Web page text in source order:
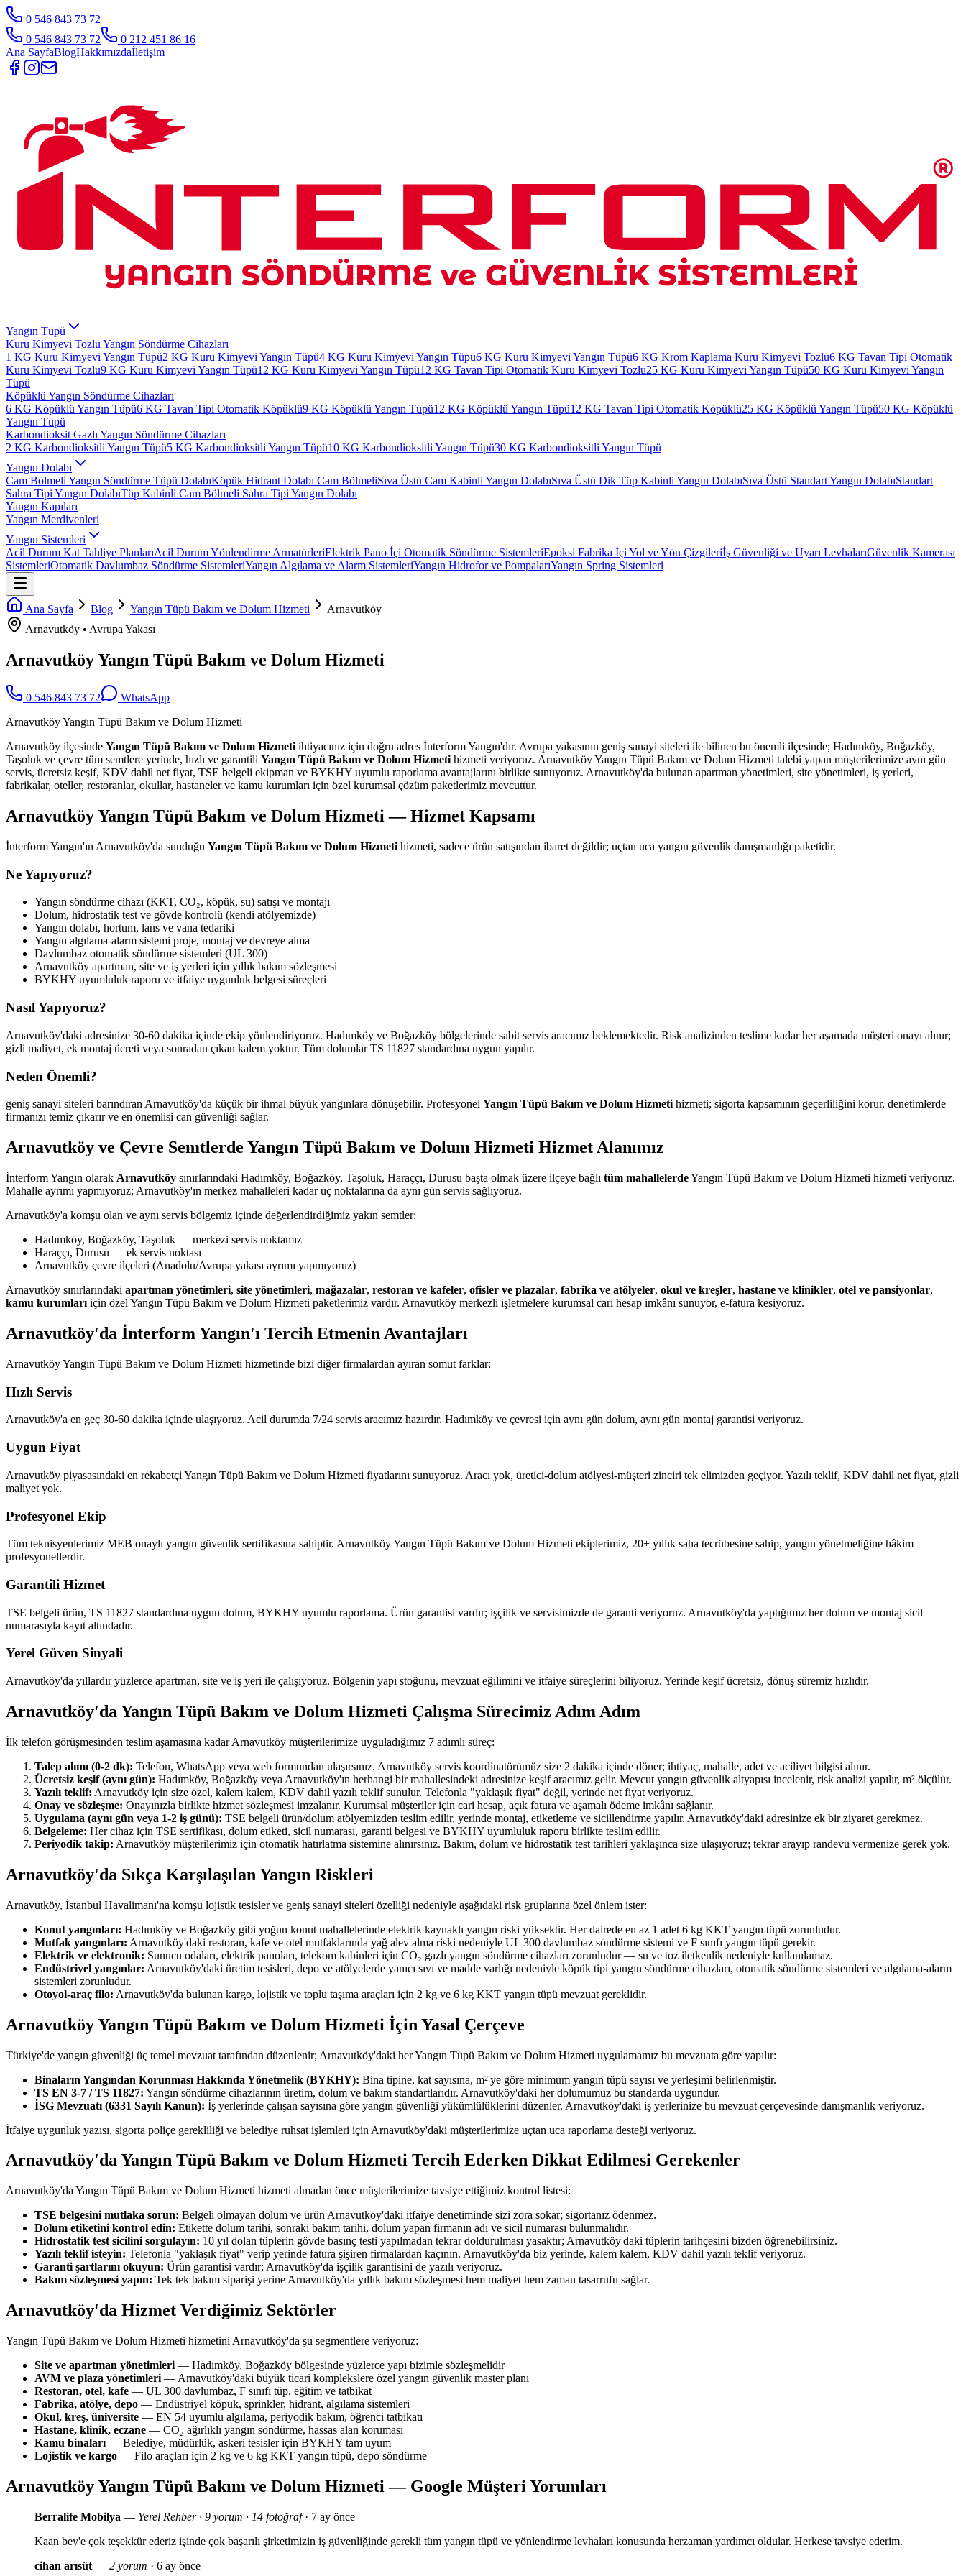
0 546 843 73 72
0 546 843 73 72
0 212 451 86 16
Ana SayfaBlogHakkımızdaİletişim
Yangın Tüpü
Kuru Kimyevi Tozlu Yangın Söndürme Cihazları
1 KG Kuru Kimyevi Yangın Tüpü2 KG Kuru Kimyevi Yangın Tüpü4 KG Kuru Kimyevi Yangın Tüpü6 KG Kuru Kimyevi Yangın Tüpü6 KG Krom Kaplama Kuru Kimyevi Tozlu6 KG Tavan Tipi Otomatik
Kuru Kimyevi Tozlu9 KG Kuru Kimyevi Yangın Tüpü12 KG Kuru Kimyevi Yangın Tüpü12 KG Tavan Tipi Otomatik Kuru Kimyevi Tozlu25 KG Kuru Kimyevi Yangın Tüpü50 KG Kuru Kimyevi Yangın
Tüpü
Köpüklü Yangın Söndürme Cihazları
6 KG Köpüklü Yangın Tüpü6 KG Tavan Tipi Otomatik Köpüklü9 KG Köpüklü Yangın Tüpü12 KG Köpüklü Yangın Tüpü12 KG Tavan Tipi Otomatik Köpüklü25 KG Köpüklü Yangın Tüpü50 KG Köpüklü
Yangın Tüpü
Karbondioksit Gazlı Yangın Söndürme Cihazları
2 KG Karbondioksitli Yangın Tüpü5 KG Karbondioksitli Yangın Tüpü10 KG Karbondioksitli Yangın Tüpü30 KG Karbondioksitli Yangın Tüpü
Yangın Dolabı
Cam Bölmeli Yangın Söndürme Tüpü DolabıKöpük Hidrant Dolabı Cam BölmeliSıva Üstü Cam Kabinli Yangın DolabıSıva Üstü Dik Tüp Kabinli Yangın DolabıSıva Üstü Standart Yangın DolabıStandart
Sahra Tipi Yangın DolabıTüp Kabinli Cam Bölmeli Sahra Tipi Yangın Dolabı
Yangın Kapıları
Yangın Merdivenleri
Yangın Sistemleri
Acil Durum Kat Tahliye PlanlarıAcil Durum Yönlendirme ArmatürleriElektrik Pano İçi Otomatik Söndürme SistemleriEpoksi Fabrika İçi Yol ve Yön Çizgileriİş Güvenliği ve Uyarı LevhalarıGüvenlik Kamerası
SistemleriOtomatik Davlumbaz Söndürme SistemleriYangın Algılama ve Alarm SistemleriYangın Hidrofor ve PompalarıYangın Spring Sistemleri
Ana Sayfa Blog Yangın Tüpü Bakım ve Dolum Hizmeti
Arnavutköy
Arnavutköy • Avrupa Yakası
Arnavutköy Yangın Tüpü Bakım ve Dolum Hizmeti
0 546 843 73 72
WhatsApp
Arnavutköy Yangın Tüpü Bakım ve Dolum Hizmeti
Arnavutköy ilçesinde Yangın Tüpü Bakım ve Dolum Hizmeti ihtiyacınız için doğru adres İnterform Yangın'dır. Avrupa yakasının geniş sanayi siteleri ile bilinen bu önemli ilçesinde; Hadımköy, Boğazköy,
Taşoluk ve çevre tüm semtlere yerinde, hızlı ve garantili Yangın Tüpü Bakım ve Dolum Hizmeti hizmeti veriyoruz. Arnavutköy Yangın Tüpü Bakım ve Dolum Hizmeti talebi yapan müşterilerimize aynı gün
servis, ücretsiz keşif, KDV dahil net fiyat, TSE belgeli ekipman ve BYKHY uyumlu raporlama avantajlarını birlikte sunuyoruz. Arnavutköy'da bulunan apartman yönetimleri, site yönetimleri, iş yerleri,
fabrikalar, oteller, restoranlar, okullar, hastaneler ve kamu kurumları için özel kurumsal çözüm paketlerimiz mevcuttur.
Arnavutköy Yangın Tüpü Bakım ve Dolum Hizmeti — Hizmet Kapsamı
İnterform Yangın'ın Arnavutköy'da sunduğu Yangın Tüpü Bakım ve Dolum Hizmeti hizmeti, sadece ürün satışından ibaret değildir; uçtan uca yangın güvenlik danışmanlığı paketidir.
Ne Yapıyoruz?
Yangın söndürme cihazı (KKT, CO₂, köpük, su) satışı ve montajı
Dolum, hidrostatik test ve gövde kontrolü (kendi atölyemizde)
Yangın dolabı, hortum, lans ve vana tedariki
Yangın algılama-alarm sistemi proje, montaj ve devreye alma
Davlumbaz otomatik söndürme sistemleri (UL 300)
Arnavutköy apartman, site ve iş yerleri için yıllık bakım sözleşmesi
BYKHY uyumluluk raporu ve itfaiye uygunluk belgesi süreçleri
Nasıl Yapıyoruz?
Arnavutköy'daki adresinize 30-60 dakika içinde ekip yönlendiriyoruz. Hadımköy ve Boğazköy bölgelerinde sabit servis aracımız beklemektedir. Risk analizinden teslime kadar her aşamada müşteri onayı alınır;
gizli maliyet, ek montaj ücreti veya sonradan çıkan kalem yoktur. Tüm dolumlar TS 11827 standardına uygun yapılır.
Neden Önemli?
geniş sanayi siteleri barındıran Arnavutköy'da küçük bir ihmal büyük yangınlara dönüşebilir. Profesyonel Yangın Tüpü Bakım ve Dolum Hizmeti hizmeti; sigorta kapsamının geçerliliğini korur, denetimlerde
firmanızı temiz çıkarır ve en önemlisi can güvenliği sağlar.
Arnavutköy ve Çevre Semtlerde Yangın Tüpü Bakım ve Dolum Hizmeti Hizmet Alanımız
İnterform Yangın olarak Arnavutköy sınırlarındaki Hadımköy, Boğazköy, Taşoluk, Haraççı, Durusu başta olmak üzere ilçeye bağlı tüm mahallelerdeYangın Tüpü Bakım ve Dolum Hizmeti hizmeti veriyoruz.
Mahalle ayrımı yapmıyoruz; Arnavutköy'ın merkez mahalleleri kadar uç noktalarına da aynı gün servis sağlıyoruz.
Arnavutköy'a komşu olan ve aynı servis bölgemiz içinde değerlendirdiğimiz yakın semtler:
Hadımköy, Boğazköy, Taşoluk — merkezi servis noktamız
Haraççı, Durusu — ek servis noktası
Arnavutköy çevre ilçeleri (Anadolu/Avrupa yakası ayrımı yapmıyoruz)
Arnavutköy sınırlarındaki apartman yönetimleri, site yönetimleri, mağazalar, restoran ve kafeler, ofisler ve plazalar, fabrika ve atölyeler, okul ve kreşler, hastane ve klinikler, otel ve pansiyonlar,
kamu kurumları için özel Yangın Tüpü Bakım ve Dolum Hizmeti paketlerimiz vardır. Arnavutköy merkezli işletmelere kurumsal cari hesap imkânı sunuyor, e-fatura kesiyoruz.
Arnavutköy'da İnterform Yangın'ı Tercih Etmenin Avantajları
Arnavutköy Yangın Tüpü Bakım ve Dolum Hizmeti hizmetinde bizi diğer firmalardan ayıran somut farklar:
Hızlı Servis
Arnavutköy'a en geç 30-60 dakika içinde ulaşıyoruz. Acil durumda 7/24 servis aracımız hazırdır. Hadımköy ve çevresi için aynı gün dolum, aynı gün montaj garantisi veriyoruz.
Uygun Fiyat
Arnavutköy piyasasındaki en rekabetçi Yangın Tüpü Bakım ve Dolum Hizmeti fiyatlarını sunuyoruz. Aracı yok, üretici-dolum atölyesi-müşteri zinciri tek elimizden geçiyor. Yazılı teklif, KDV dahil net fiyat, gizli
maliyet yok.
Profesyonel Ekip
Tüm teknisyenlerimiz MEB onaylı yangın güvenlik sertifikasına sahiptir. Arnavutköy Yangın Tüpü Bakım ve Dolum Hizmeti ekiplerimiz, 20+ yıllık saha tecrübesine sahip, yangın yönetmeliğine hâkim
profesyonellerdir.
Garantili Hizmet
TSE belgeli ürün, TS 11827 standardına uygun dolum, BYKHY uyumlu raporlama. Ürün garantisi vardır; işçilik ve servisimizde de garanti veriyoruz. Arnavutköy'da yaptığımız her dolum ve montaj sicil
numarasıyla kayıt altındadır.
Yerel Güven Sinyali
Arnavutköy'da yıllardır yüzlerce apartman, site ve iş yeri ile çalışıyoruz. Bölgenin yapı stoğunu, mevzuat eğilimini ve itfaiye süreçlerini biliyoruz. Yerinde keşif ücretsiz, dönüş süremiz hızlıdır.
Arnavutköy'da Yangın Tüpü Bakım ve Dolum Hizmeti Çalışma Sürecimiz Adım Adım
İlk telefon görüşmesinden teslim aşamasına kadar Arnavutköy müşterilerimize uyguladığımız 7 adımlı süreç:
Talep alımı (0-2 dk): Telefon, WhatsApp veya web formundan ulaşırsınız. Arnavutköy servis koordinatörümüz size 2 dakika içinde döner; ihtiyaç, mahalle, adet ve aciliyet bilgisi alınır.
Ücretsiz keşif (aynı gün): Hadımköy, Boğazköy veya Arnavutköy'ın herhangi bir mahallesindeki adresinize keşif aracımız gelir. Mevcut yangın güvenlik altyapısı incelenir, risk analizi yapılır, m² ölçülür.
Yazılı teklif: Arnavutköy için size özel, kalem kalem, KDV dahil yazılı teklif sunulur. Telefonla "yaklaşık fiyat" değil, yerinde net fiyat veriyoruz.
Onay ve sözleşme: Onayınızla birlikte hizmet sözleşmesi imzalanır. Kurumsal müşteriler için cari hesap, açık fatura ve aşamalı ödeme imkânı sağlanır.
Uygulama (aynı gün veya 1-2 iş günü): TSE belgeli ürün/dolum atölyemizden teslim edilir, yerinde montaj, etiketleme ve sicillendirme yapılır. Arnavutköy'daki adresinize ek bir ziyaret gerekmez.
Belgeleme: Her cihaz için TSE sertifikası, dolum etiketi, sicil numarası, garanti belgesi ve BYKHY uyumluluk raporu birlikte teslim edilir.
Periyodik takip: Arnavutköy müşterilerimiz için otomatik hatırlatma sistemine alınırsınız. Bakım, dolum ve hidrostatik test tarihleri yaklaşınca size ulaşıyoruz; tekrar arayıp randevu vermenize gerek yok.
Arnavutköy'da Sıkça Karşılaşılan Yangın Riskleri
Arnavutköy, İstanbul Havalimanı'na komşu lojistik tesisler ve geniş sanayi siteleri özelliği nedeniyle aşağıdaki risk gruplarına özel önlem ister:
Konut yangınları: Hadımköy ve Boğazköy gibi yoğun konut mahallelerinde elektrik kaynaklı yangın riski yüksektir. Her dairede en az 1 adet 6 kg KKT yangın tüpü zorunludur.
Mutfak yangınları: Arnavutköy'daki restoran, kafe ve otel mutfaklarında yağ alev alma riski nedeniyle UL 300 davlumbaz söndürme sistemi ve F sınıfı yangın tüpü gerekir.
Elektrik ve elektronik: Sunucu odaları, elektrik panoları, telekom kabinleri için CO₂ gazlı yangın söndürme cihazları zorunludur — su ve toz iletkenlik nedeniyle kullanılamaz.
Endüstriyel yangınlar: Arnavutköy'daki üretim tesisleri, depo ve atölyelerde yanıcı sıvı ve madde varlığı nedeniyle köpük tipi yangın söndürme cihazları, otomatik söndürme sistemleri ve algılama-alarm
sistemleri zorunludur.
Otoyol-araç filo: Arnavutköy'da bulunan kargo, lojistik ve toplu taşıma araçları için 2 kg ve 6 kg KKT yangın tüpü mevzuat gereklidir.
Arnavutköy Yangın Tüpü Bakım ve Dolum Hizmeti İçin Yasal Çerçeve
Türkiye'de yangın güvenliği üç temel mevzuat tarafından düzenlenir; Arnavutköy'daki her Yangın Tüpü Bakım ve Dolum Hizmeti uygulamamız bu mevzuata göre yapılır:
Binaların Yangından Korunması Hakkında Yönetmelik (BYKHY): Bina tipine, kat sayısına, m²'ye göre minimum yangın tüpü sayısı ve yerleşimi belirlenmiştir.
TS EN 3-7 / TS 11827: Yangın söndürme cihazlarının üretim, dolum ve bakım standartlarıdır. Arnavutköy'daki her dolumumuz bu standarda uygundur.
İSG Mevzuatı (6331 Sayılı Kanun): İş yerlerinde çalışan sayısına göre yangın güvenliği yükümlülüklerini düzenler. Arnavutköy'daki iş yerlerinize bu mevzuat çerçevesinde danışmanlık veriyoruz.
İtfaiye uygunluk yazısı, sigorta poliçe gerekliliği ve belediye ruhsat işlemleri için Arnavutköy'daki müşterilerimize uçtan uca raporlama desteği veriyoruz.
Arnavutköy'da Yangın Tüpü Bakım ve Dolum Hizmeti Tercih Ederken Dikkat Edilmesi Gerekenler
Arnavutköy'da Yangın Tüpü Bakım ve Dolum Hizmeti hizmeti almadan önce müşterilerimize tavsiye ettiğimiz kontrol listesi:
TSE belgesini mutlaka sorun: Belgeli olmayan dolum ve ürün Arnavutköy'daki itfaiye denetiminde sizi zora sokar; sigortanız ödenmez.
Dolum etiketini kontrol edin: Etikette dolum tarihi, sonraki bakım tarihi, dolum yapan firmanın adı ve sicil numarası bulunmalıdır.
Hidrostatik test sicilini sorgulayın: 10 yıl dolan tüplerin gövde basınç testi yapılmadan tekrar doldurulması yasaktır; Arnavutköy'daki tüplerin tarihçesini bizden öğrenebilirsiniz.
Yazılı teklif isteyin: Telefonla "yaklaşık fiyat" verip yerinde fatura şişiren firmalardan kaçının. Arnavutköy'da biz yerinde, kalem kalem, KDV dahil yazılı teklif veriyoruz.
Garanti şartlarını okuyun: Ürün garantisi vardır; Arnavutköy'da işçilik garantisini de yazılı veriyoruz.
Bakım sözleşmesi yapın: Tek tek bakım siparişi yerine Arnavutköy'da yıllık bakım sözleşmesi hem maliyet hem zaman tasarrufu sağlar.
Arnavutköy'da Hizmet Verdiğimiz Sektörler
Yangın Tüpü Bakım ve Dolum Hizmeti hizmetini Arnavutköy'da şu segmentlere veriyoruz:
Site ve apartman yönetimleri — Hadımköy, Boğazköy bölgesinde yüzlerce yapı bizimle sözleşmelidir
AVM ve plaza yönetimleri — Arnavutköy'daki büyük ticari komplekslere özel yangın güvenlik master planı
Restoran, otel, kafe — UL 300 davlumbaz, F sınıfı tüp, eğitim ve tatbikat
Fabrika, atölye, depo — Endüstriyel köpük, sprinkler, hidrant, algılama sistemleri
Okul, kreş, üniversite — EN 54 uyumlu algılama, periyodik bakım, öğrenci tatbikatı
Hastane, klinik, eczane — CO₂ ağırlıklı yangın söndürme, hassas alan koruması
Kamu binaları — Belediye, müdürlük, askeri tesisler için BYKHY tam uyum
Lojistik ve kargo — Filo araçları için 2 kg ve 6 kg KKT yangın tüpü, depo söndürme
Arnavutköy Yangın Tüpü Bakım ve Dolum Hizmeti — Google Müşteri Yorumları
Berralife Mobilya — Yerel Rehber · 9 yorum · 14 fotoğraf· 7 ay önce
Kaan bey'e çok teşekkür ederiz işinde çok başarılı şirketimizin iş güvenliğinde gerekli tüm yangın tüpü ve yönlendirme levhaları konusunda herzaman yardımcı oldular. Herkese tavsiye ederim.
cihan arısüt — 2 yorum · 6 ay önce